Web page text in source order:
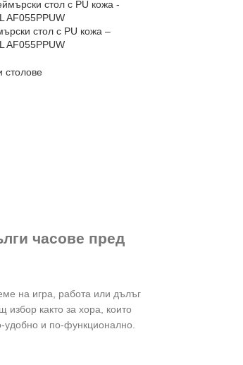
стол с PU кожа –
AF055PPUW
столове
часове пред
на игра, работа или дълъг
както за хора, които
удобно и по-функционално.